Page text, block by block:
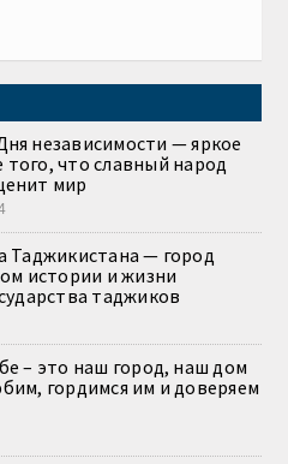
независимости — яркое
что славный народ
мир
Таджикистана — город
истории и жизни
таджиков
– это наш город, наш дом
гордимся им и доверяем